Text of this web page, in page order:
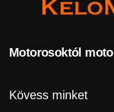
Motorosoktól
Kövess minket